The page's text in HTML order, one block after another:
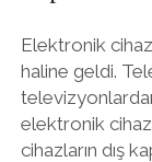
Elektronik
haline geldi.
elektronik
cihazların dış